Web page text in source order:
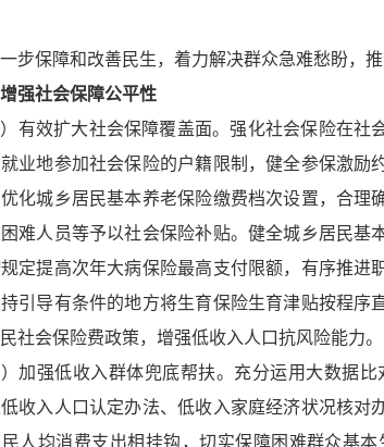
步保障和改善民生，着力解决群众急难愁盼，
强社会保障公平性
）有效扩大社会保障覆盖面。强化社会保险在
业地参加社会保险的户籍限制，健全参保激
化城乡居民基本养老保险缴费档次设置，合
难人员等予以社会保险补贴。健全城乡居民
定提高次年大病保险最高支付限额，有序推
引导有条件的地方将生育保险生育津贴按程
社会保险费政策，增强低收入人口抗风险能力。
）加强低收入群体兜底帮扶。充分运用大数据
收入人口认定办法、低收入家庭经济状况核对
人均消费支出相挂钩，切实保障困难群众基